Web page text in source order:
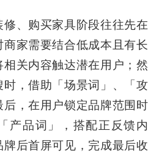
、购买家具阶段往往先在
家需要结合低成本且有长
关内容触达潜在用户；然
，借助「场景词」、「攻
，在用户锁定品牌范围时
产品词」，搭配正反馈内
后首屏可见，完成最后收